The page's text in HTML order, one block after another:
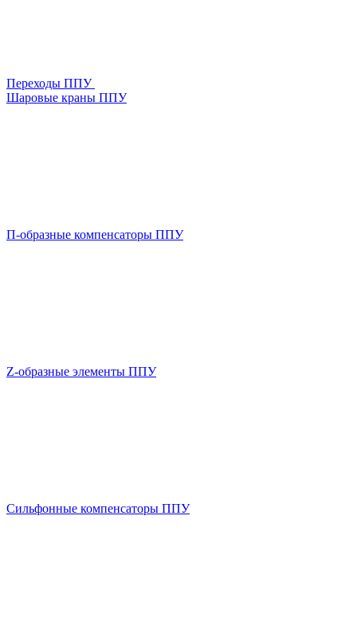
Переходы ППУ
Шаровые краны ППУ
П-образные компенсаторы ППУ
Z-образные элементы ППУ
Сильфонные компенсаторы ППУ